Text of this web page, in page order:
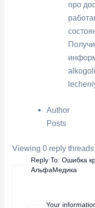
про
Author
Posts
Viewing 0 reply threads
Reply To: Ошибка
АльфаМедика
Your